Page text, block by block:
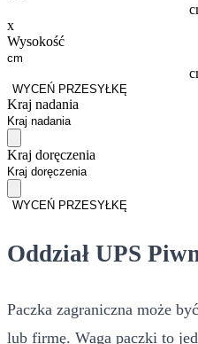
x
Wysokość
WYCEŃ PRZESYŁKĘ
Kraj nadania
Kraj doręczenia
WYCEŃ PRZESYŁKĘ
Oddział UPS
Paczka zagraniczna może
lub firmę. Waga paczki to